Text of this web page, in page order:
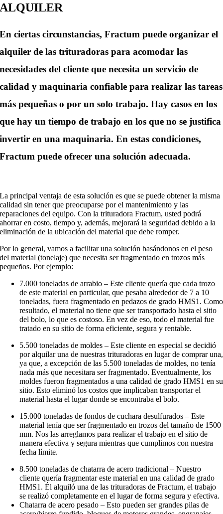
ALQUILER
En ciertas circunstancias, Fractum puede organizar el
alquiler de las trituradoras para acomodar las
necesidades del cliente que necesita un servicio de
calidad y maquinaria confiable para realizar las tareas
más pequeñas o por un solo trabajo. Hay casos en los
que hay un tiempo de trabajo en los que no se justifica
invertir en una maquinaria. En estas condiciones,
Fractum puede ofrecer una solución adecuada.
La principal ventaja de esta solución es que se puede obtener la misma
calidad sin tener que preocuparse por el mantenimiento y las
reparaciones del equipo. Con la trituradora Fractum, usted podrá
ahorrar en costo, tiempo y, además, mejorará la seguridad debido a la
eliminación de la ubicación del material que debe romper.
Por lo general, vamos a facilitar una solución basándonos en el peso
del material (tonelaje) que necesita ser fragmentado en trozos más
pequeños. Por ejemplo:
7.000 toneladas de arrabio – Este cliente quería que cada trozo
de este material en particular, que pesaba alrededor de 7 a 10
toneladas, fuera fragmentado en pedazos de grado HMS1. Como
resultado, el material no tiene que ser transportado hasta el sitio
del bolo, lo que es costoso. En vez de eso, todo el material fue
tratado en su sitio de forma eficiente, segura y rentable.
5.500 toneladas de moldes – Este cliente en especial se decidió
por alquilar una de nuestras trituradoras en lugar de comprar una,
ya que, a excepción de las 5.500 toneladas de moldes, no tenía
nada más que necesitara ser fragmentado. Eventualmente, los
moldes fueron fragmentados a una calidad de grado HMS1 en su
sitio. Esto eliminó los costos que implicaban transportar el
material hasta el lugar donde se encontraba el bolo.
15.000 toneladas de fondos de cuchara desulfurados – Este
material tenía que ser fragmentado en trozos del tamaño de 1500
mm. Nos las arreglamos para realizar el trabajo en el sitio de
manera efectiva y segura mientras que cumplimos con nuestra
fecha límite.
8.500 toneladas de chatarra de acero tradicional – Nuestro
cliente quería fragmentar este material en una calidad de grado
HMS1. Él alquiló una de las trituradoras de Fractum, el trabajo
se realizó completamente en el lugar de forma segura y efectiva.
Chatarra de acero pesado – Esto pueden ser grandes pilas de